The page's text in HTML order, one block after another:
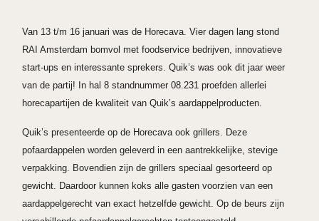
Van 13 t/m 16 januari was de Horecava. Vier dagen lang stond
RAI Amsterdam bomvol met foodservice bedrijven, innovatieve
start-ups en interessante sprekers. Quik’s was ook dit jaar weer
van de partij! In hal 8 standnummer 08.231 proefden allerlei
horecapartijen de kwaliteit van Quik’s aardappelproducten.
Quik’s presenteerde op de Horecava ook grillers. Deze
pofaardappelen worden geleverd in een aantrekkelijke, stevige
verpakking. Bovendien zijn de grillers speciaal gesorteerd op
gewicht. Daardoor kunnen koks alle gasten voorzien van een
aardappelgerecht van exact hetzelfde gewicht. Op de beurs zijn